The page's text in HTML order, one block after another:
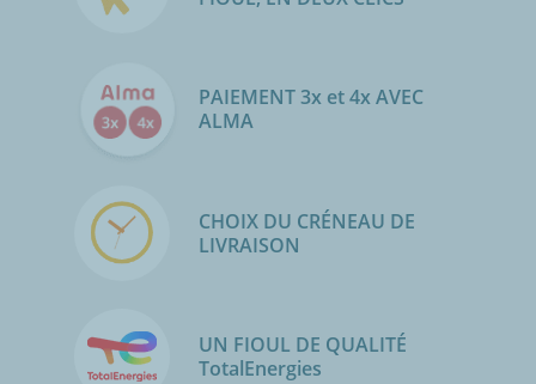
PAIEMENT 3x et 4x AVEC
ALMA
CHOIX DU CRÉNEAU DE
LIVRAISON
UN FIOUL DE QUALITÉ
TotalEnergies